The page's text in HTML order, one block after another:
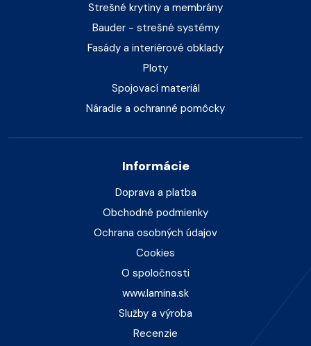
Strešné krytiny a membrány
Bauder - strešné systémy
Fasády a interiérové obklady
Ploty
Spojovací materiál
Náradie a ochranné pomôcky
Informácie
Doprava a platba
Obchodné podmienky
Ochrana osobných údajov
Cookies
O spoločnosti
www.lamina.sk
Služby a výroba
Recenzie